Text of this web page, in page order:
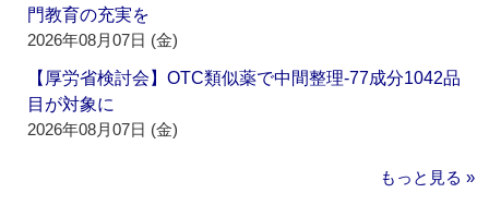
門教育の充実を
2026年08月07日 (金)
【厚労省検討会】OTC類似薬で中間整理‐77成分1042品
目が対象に
2026年08月07日 (金)
もっと見る »